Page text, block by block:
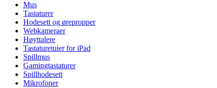
Mus
Tastaturer
Hodesett og ørepropper
Webkameraer
Høyttalere
Tastaturetuier for iPad
Spillmus
Gamingtastaturer
Spillhodesett
Mikrofoner